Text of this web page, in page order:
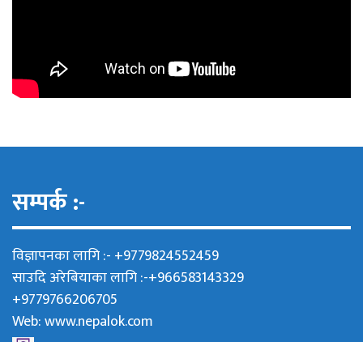
सम्पर्क :-
विज्ञापनका लागि :- +9779824552459
साउदि अरेबियाका लागि :-+966583143329
+9779766206705
Web:www.nepalok.com